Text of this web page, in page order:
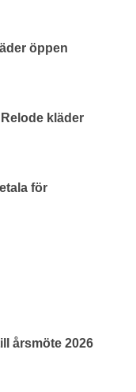
öppen
kläder
för
årsmöte 2026